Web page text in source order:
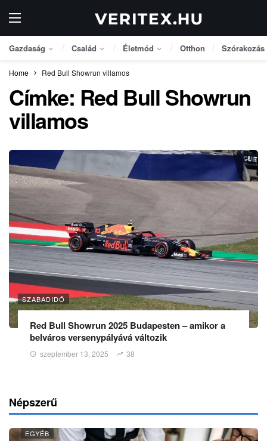
Gazdaság Család Életmód Otthon Szórakozás
Home Red Bull Showrun villamos
Címke: Red Bull Showrun
villamos
SZABADIDŐ
Red Bull Showrun 2025 Budapesten – amikor a
belváros versenypályává változik
szeptember 13, 2025 38
Népszerű
EGYÉB